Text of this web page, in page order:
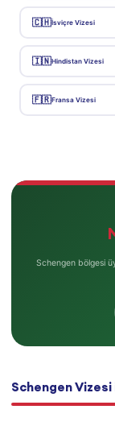
🇨🇭İsviçre Vizesi
🇮🇳Hindistan Vizesi
🇫🇷Fransa Vizesi
Schengen bölgesi
Schengen